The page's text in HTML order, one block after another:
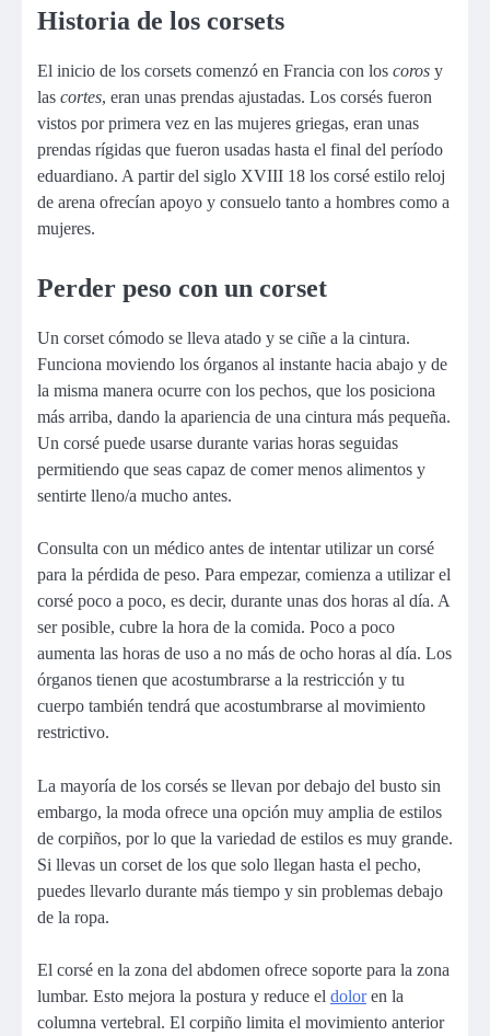
Historia de los corsets
El inicio de los corsets comenzó en Francia con los coros y
las cortes, eran unas prendas ajustadas. Los corsés fueron
vistos por primera vez en las mujeres griegas, eran unas
prendas rígidas que fueron usadas ​​hasta el final del período
eduardiano. A partir del siglo XVIII 18 los corsé estilo reloj
de arena ofrecían apoyo y consuelo tanto a hombres como a
mujeres.
Perder peso con un corset
Un corset cómodo se lleva atado y se ciñe a la cintura.
Funciona moviendo los órganos al instante hacia abajo y de
la misma manera ocurre con los pechos, que los posiciona
más arriba, dando la apariencia de una cintura más pequeña.
Un corsé puede usarse durante varias horas seguidas
permitiendo que seas capaz de comer menos alimentos y
sentirte lleno/a mucho antes.
Consulta con un médico antes de intentar utilizar un corsé
para la pérdida de peso. Para empezar, comienza a utilizar el
corsé poco a poco, es decir, durante unas dos horas al día. A
ser posible, cubre la hora de la comida. Poco a poco
aumenta las horas de uso a no más de ocho horas al día. Los
órganos tienen que acostumbrarse a la restricción y tu
cuerpo también tendrá que acostumbrarse al movimiento
restrictivo.
La mayoría de los corsés se llevan por debajo del busto sin
embargo, la moda ofrece una opción muy amplia de estilos
de corpiños, por lo que la variedad de estilos es muy grande.
Si llevas un corset de los que solo llegan hasta el pecho,
puedes llevarlo durante más tiempo y sin problemas debajo
de la ropa.
El corsé en la zona del abdomen ofrece soporte para la zona
lumbar. Esto mejora la postura y reduce el doloren la
columna vertebral. El corpiño limita el movimiento anterior